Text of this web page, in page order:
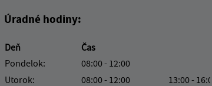
Úradné hodiny:
Deň
Čas
Pondelok:
08:00 - 12:00
Utorok:
08:00 - 12:00
13:00 - 16:00